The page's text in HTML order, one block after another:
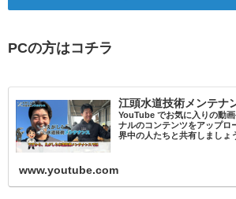
PCの方はコチラ
江頭水道技術メンテ
YouTube でお気に入りの動
ナルのコンテンツをアップロ
界中の人たちと共有しましょ
www.youtube.com